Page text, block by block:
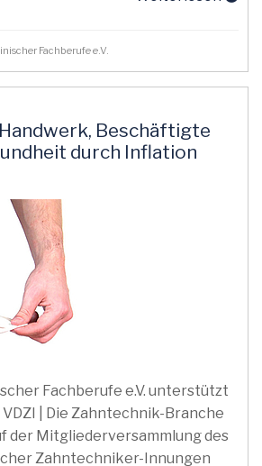
Fachberufe e.V.
Beschäftigte
durch Inflation
Fachberufe e.V. unterstützt
| Die Zahntechnik-Branche
der Mitgliederversammlung des
Zahntechniker-Innungen